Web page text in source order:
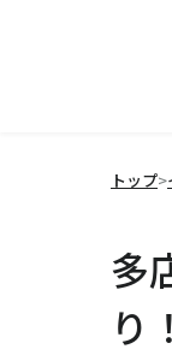
トップ>
多
り